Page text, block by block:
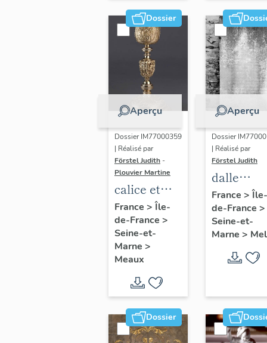
Dossier
Aperçu
Dossier IM77000359
| Réalisé par
Förstel Judith -
Plouvier Martine
calice et
patène de
François-
Joseph
Bertrand-
Paraut,
1819
France > Île-
de-France >
Seine-et-
Marne >
Meaux
Aperçu
Dossier
| Réalisé par
Förstel Judith
dalle
funéraire
de
Louis de
France > Île-
de-France >
Seine-et-
Marne >
Dossier